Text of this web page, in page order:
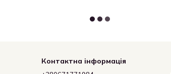
Контактна інформація